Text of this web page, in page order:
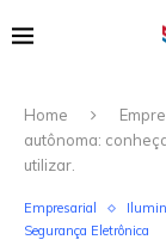
Home
autônoma:
utilizar.
Empresarial
Segurança Eletrônica